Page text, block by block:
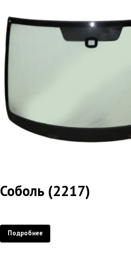
Соболь (2217)
Подробнее